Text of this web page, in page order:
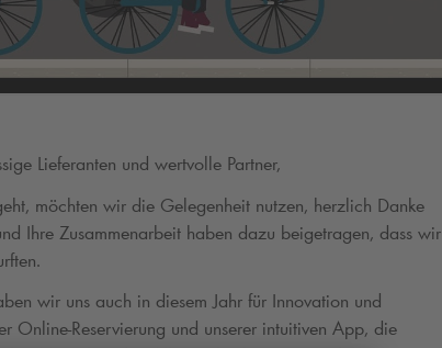
Lieferanten und wertvolle Partner,
möchten wir die Gelegenheit nutzen, herzlich Danke
Ihre Zusammenarbeit haben dazu beigetragen, dass wir
wir uns auch in diesem Jahr für Innovation und
Online-Reservierung und unserer intuitiven App, die